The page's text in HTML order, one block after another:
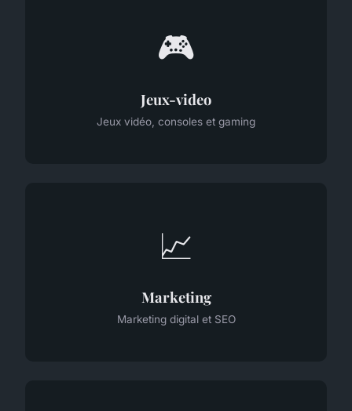
🎮
Jeux-video
Jeux vidéo, consoles et gaming
📈
Marketing
Marketing digital et SEO